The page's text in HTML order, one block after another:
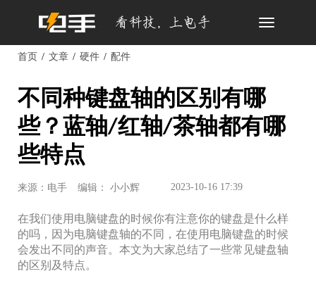
Toggle
首页 文章 硬件 配件
不同种键盘轴的区别有哪
些？蓝轴/红轴/茶轴都有哪
些特点
来源：电手 编辑： 小小辉 2023-10-16 17:39
在我们使用电脑键盘的时候你有注意你的键盘是什么样
的吗，因为电脑键盘轴的不同，在使用电脑键盘的时候
会发出不同的声音。本文为大家总结了一些常见键盘轴
的区别及特点。